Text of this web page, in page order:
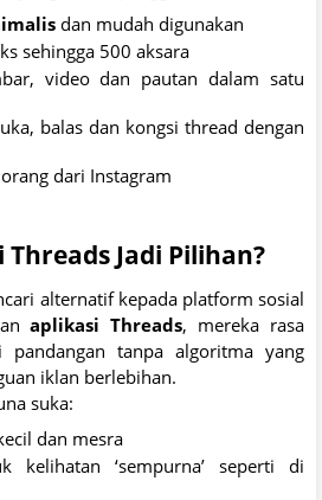
dan mudah digunakan
sehingga 500 aksara
video dan pautan dalam satu
balas dan kongsi thread dengan
dari Instagram
Jadi Pilihan?
alternatif kepada platform sosial
aplikasi Threads, mereka rasa
pandangan tanpa algoritma yang
iklan berlebihan.
suka:
dan mesra
kelihatan ‘sempurna’ seperti di